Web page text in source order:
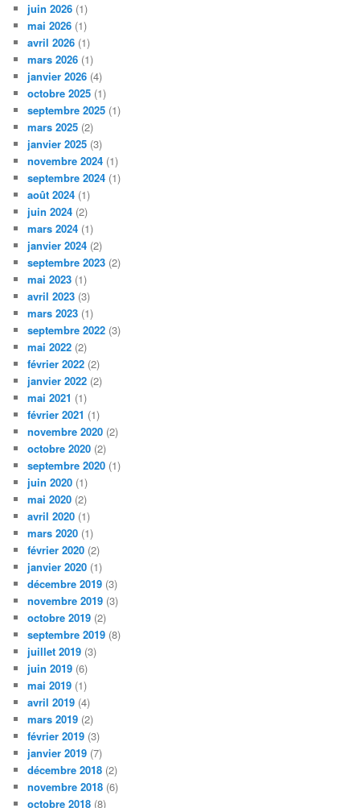
juin 2026 (1)
mai 2026 (1)
avril 2026 (1)
mars 2026 (1)
janvier 2026 (4)
octobre 2025 (1)
septembre 2025 (1)
mars 2025 (2)
janvier 2025 (3)
novembre 2024 (1)
septembre 2024 (1)
août 2024 (1)
juin 2024 (2)
mars 2024 (1)
janvier 2024 (2)
septembre 2023 (2)
mai 2023 (1)
avril 2023 (3)
mars 2023 (1)
septembre 2022 (3)
mai 2022 (2)
février 2022 (2)
janvier 2022 (2)
mai 2021 (1)
février 2021 (1)
novembre 2020 (2)
octobre 2020 (2)
septembre 2020 (1)
juin 2020 (1)
mai 2020 (2)
avril 2020 (1)
mars 2020 (1)
février 2020 (2)
janvier 2020 (1)
décembre 2019 (3)
novembre 2019 (3)
octobre 2019 (2)
septembre 2019 (8)
juillet 2019 (3)
juin 2019 (6)
mai 2019 (1)
avril 2019 (4)
mars 2019 (2)
février 2019 (3)
janvier 2019 (7)
décembre 2018 (2)
novembre 2018 (6)
octobre 2018 (8)